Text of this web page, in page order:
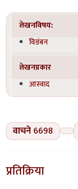
लेखनविषय:
विडंबन
लेखनप्रकार
आस्वाद
वाचने 6698
प्रतिक्रिया